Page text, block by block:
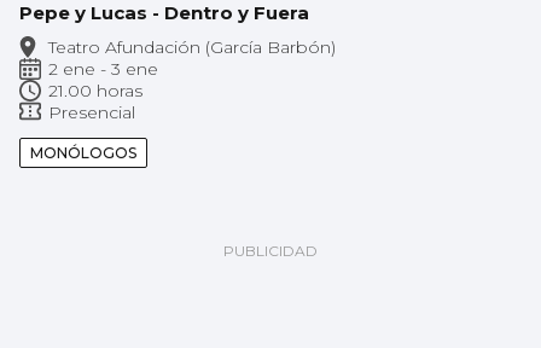
Pepe y Lucas - Dentro y Fuera
Teatro Afundación (García Barbón)
2 ene - 3 ene
21.00 horas
Presencial
MONÓLOGOS